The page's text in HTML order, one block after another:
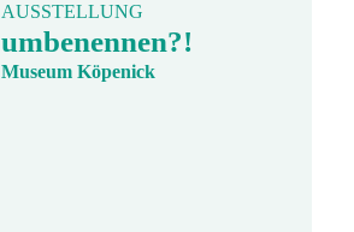
AUSSTELLUNG
umbenennen?!
Museum Köpenick